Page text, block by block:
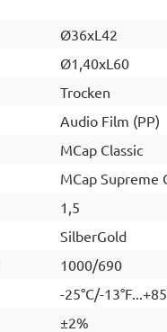
Ø36xL42
Ø1,40xL60
Trocken
Audio Film (PP)
MCap Classic
MCap Supreme
1,5
SilberGold
1000/690
-25°C/-
±2%